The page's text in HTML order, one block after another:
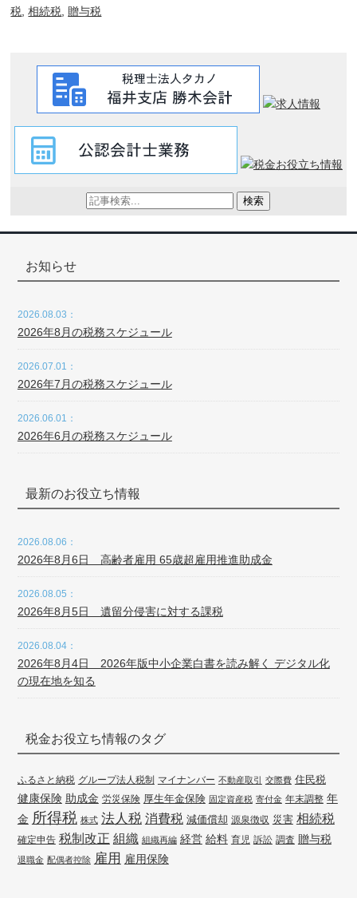
税 ,相続税 贈与税
検索
お知らせ
2026.08.03：
2026年8月の税務スケジュール
2026.07.01：
2026年7月の税務スケジュール
2026.06.01：
2026年6月の税務スケジュール
最新のお役立ち情報
2026.08.06：
2026年8月6日 高齢者雇用 65歳超雇用推進助成金
2026.08.05：
2026年8月5日 遺留分侵害に対する課税
2026.08.04：
2026年8月4日 2026年版中小企業白書を読み解く デジタル化
の現在地を知る
税金お役立ち情報のタグ
ふるさと納税 グループ法人税制 マイナンバー 不動産取引 交際費 住民税
健康保険 助成金 労災保険 厚生年金保険 固定資産税 寄付金 年末調整 年
金 所得税 株式 法人税 消費税 減価償却 源泉徴収 災害 相続税
確定申告 税制改正 組織 組織再編 経営 給料 育児 訴訟 調査 贈与税
退職金 配偶者控除 雇用 雇用保険